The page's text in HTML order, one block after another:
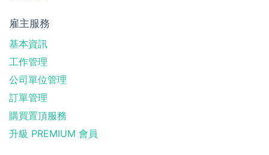
雇主服務
基本資訊
工作管理
公司單位管理
訂單管理
購買置頂服務
升級 PREMIUM 會員